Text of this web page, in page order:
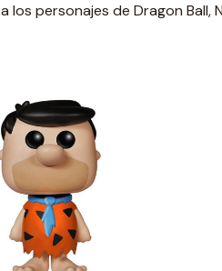
los personajes de Dragon Ball,